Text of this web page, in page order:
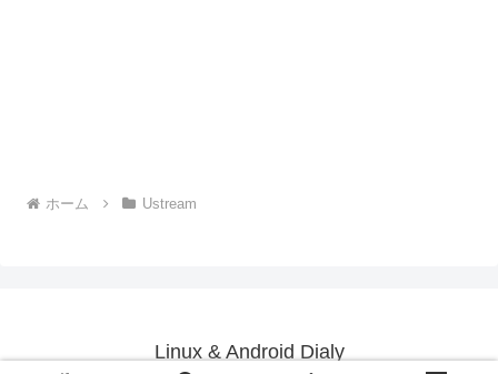
ホーム Ustream
Linux & Android Dialy